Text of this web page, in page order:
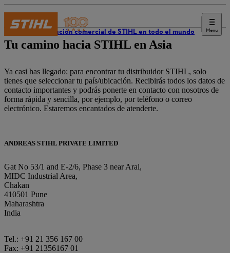
Menu
Distribución comercial de STIHL en todo el mundo
Tu camino hacia STIHL en Asia
Ya casi has llegado: para encontrar tu distribuidor STIHL, solo
tienes que seleccionar tu país/ubicación. Recibirás todos los datos de
contacto importantes y podrás ponerte en contacto con nosotros de
forma rápida y sencilla, por ejemplo, por teléfono o correo
electrónico. Estaremos encantados de atenderte.
ANDREAS STIHL PRIVATE LIMITED
Gat No 53/1 and E-2/6, Phase 3 near Arai,
MIDC Industrial Area,
Chakan
410501 Pune
Maharashtra
India
Tel.: +91 21 356 167 00
Fax: +91 21356167 01